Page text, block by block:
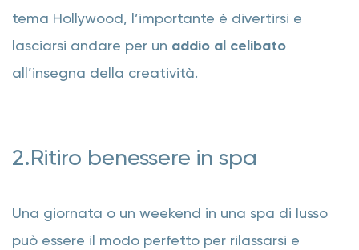
tema Hollywood, l’importante è divertirsi e
lasciarsi andare per un addio al celibato
all’insegna della creatività.
2.Ritiro benessere in spa
Una giornata o un weekend in una spa di lusso
può essere il modo perfetto per rilassarsi e